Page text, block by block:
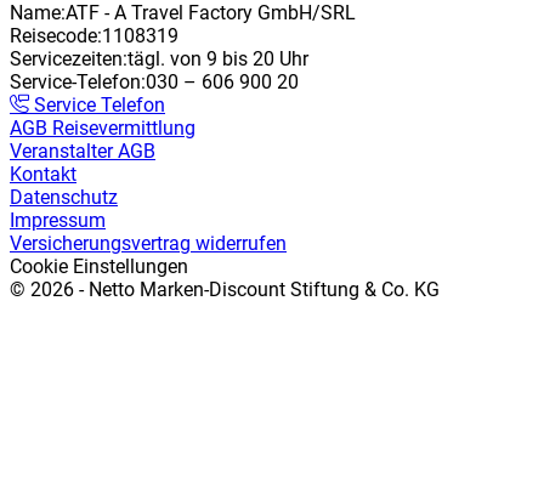
Name:ATF - A Travel Factory GmbH/SRL
Reisecode:1108319
Servicezeiten:tägl. von 9 bis 20 Uhr
Service-Telefon:030 – 606 900 20
Service Telefon
AGB Reisevermittlung
Veranstalter AGB
Kontakt
Datenschutz
Impressum
Versicherungsvertrag widerrufen
Cookie Einstellungen
© 2026 - Netto Marken-Discount Stiftung & Co. KG